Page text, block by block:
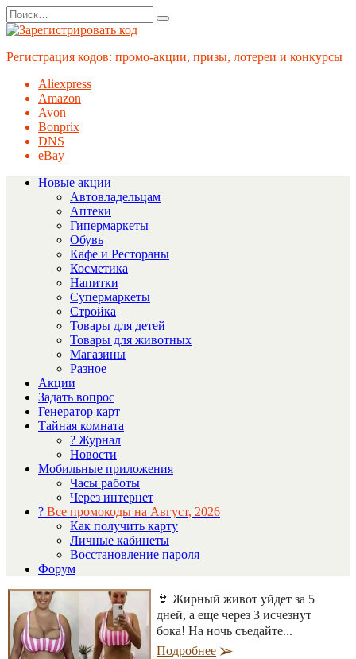
Перейти
к
содержанию
Search
for:
Регистрация кодов: промо-акции, призы, лотереи и конкурсы
Aliexpress
Amazon
Avon
Bonprix
DNS
eBay
Новые акции
Автовладельцам
Аптеки
Гипермаркеты
Обувь
Кафе и Рестораны
Косметика
Напитки
Супермаркеты
Стройка
Товары для детей
Товары для животных
Магазины
Разное
Акции
Задать вопрос
Генератор карт
Тайная комната
? Журнал
Новости
Мобильные приложения
Часы работы
Через интернет
? Все промокоды на Август, 2026
Как получить карту
Личные кабинеты
Восстановление пароля
Форум
👙 Жирный живот уйдет за 5
дней, а еще через 3 исчезнут
бока! На ночь съедайте...
Подробнее